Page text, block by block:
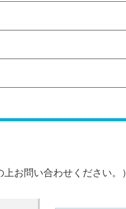
お問い合わせください。）